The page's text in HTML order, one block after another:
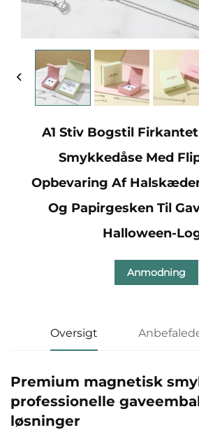
A1 Stiv Bogstil
Smykkedåse Med
Opbevaring Af
Og Papirgesken Til
Halloween-
Anmodning
Oversigt
Premium magnetisk
professionelle
løsninger